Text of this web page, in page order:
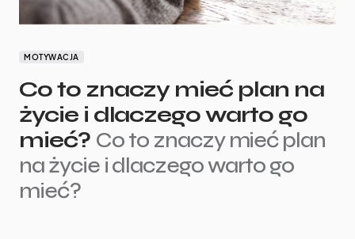
MOTYWACJA
Co to znaczy mieć plan na
życie i dlaczego warto go
mieć? Co to znaczy mieć plan
na życie i dlaczego warto go
mieć?